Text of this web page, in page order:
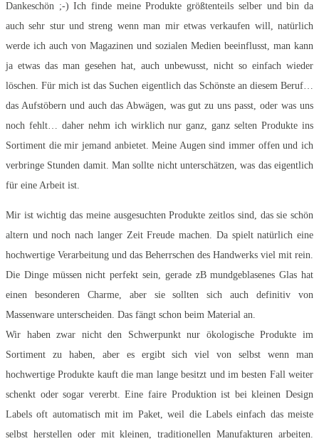
Dankeschön ;-) Ich finde meine Produkte größtenteils selber und bin da
auch sehr stur und streng wenn man mir etwas verkaufen will, natürlich
werde ich auch von Magazinen und sozialen Medien beeinflusst, man kann
ja etwas das man gesehen hat, auch unbewusst, nicht so einfach wieder
löschen. Für mich ist das Suchen eigentlich das Schönste an diesem Beruf…
das Aufstöbern und auch das Abwägen, was gut zu uns passt, oder was uns
noch fehlt… daher nehm ich wirklich nur ganz, ganz selten Produkte ins
Sortiment die mir jemand anbietet. Meine Augen sind immer offen und ich
verbringe Stunden damit. Man sollte nicht unterschätzen, was das eigentlich
für eine Arbeit ist.
Mir ist wichtig das meine ausgesuchten Produkte zeitlos sind, das sie schön
altern und noch nach langer Zeit Freude machen. Da spielt natürlich eine
hochwertige Verarbeitung und das Beherrschen des Handwerks viel mit rein.
Die Dinge müssen nicht perfekt sein, gerade zB mundgeblasenes Glas hat
einen besonderen Charme, aber sie sollten sich auch definitiv von
Massenware unterscheiden. Das fängt schon beim Material an.
Wir haben zwar nicht den Schwerpunkt nur ökologische Produkte im
Sortiment zu haben, aber es ergibt sich viel von selbst wenn man
hochwertige Produkte kauft die man lange besitzt und im besten Fall weiter
schenkt oder sogar vererbt. Eine faire Produktion ist bei kleinen Design
Labels oft automatisch mit im Paket, weil die Labels einfach das meiste
selbst herstellen oder mit kleinen, traditionellen Manufakturen arbeiten.